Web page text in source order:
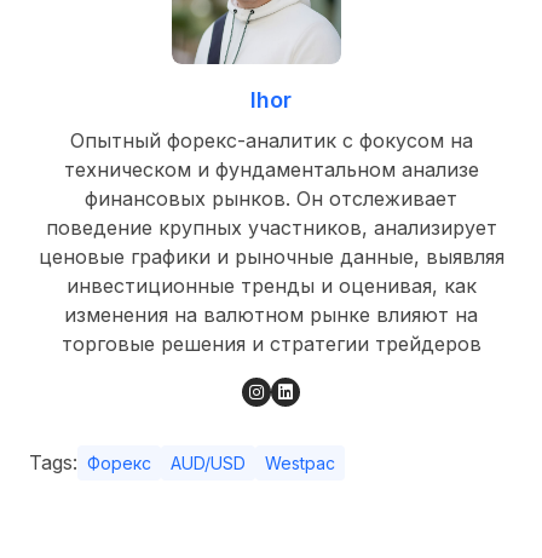
Ihor
Опытный форекс-аналитик с фокусом на
техническом и фундаментальном анализе
финансовых рынков. Он отслеживает
поведение крупных участников, анализирует
ценовые графики и рыночные данные, выявляя
инвестиционные тренды и оценивая, как
изменения на валютном рынке влияют на
торговые решения и стратегии трейдеров
Tags: Форекс AUD/USD Westpac